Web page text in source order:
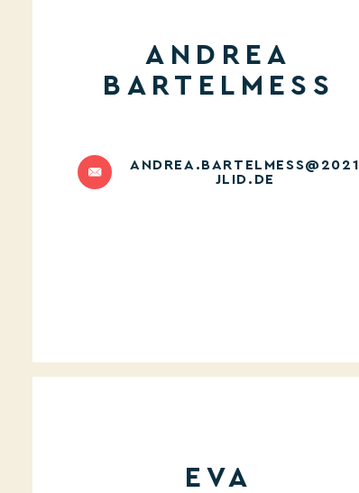
ANDREA
BARTELMESS
ANDREA.BARTELMESS@2021
JLID.DE
EVA